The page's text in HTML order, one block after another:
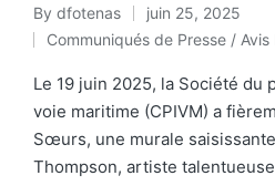
By dfotenas
juin 25, 2025
Communiqués de Presse / Avis
Le 19 juin 2025, la Société du
voie maritime (CPIVM) a
Sœurs, une murale
Thompson, artiste